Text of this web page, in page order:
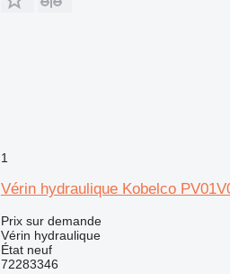
1
Vérin hydraulique Kobelco
Prix sur demande
Vérin hydraulique
Étatneuf
72283346